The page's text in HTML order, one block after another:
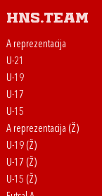
HNS.team
A reprezentacija
U-21
U-19
U-17
U-15
A reprezentacija (Ž)
U-19 (Ž)
U-17 (Ž)
U-15 (Ž)